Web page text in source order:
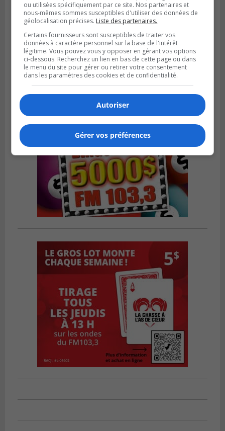
SAINT-CATHERINE
Publié le 30 juillet 2026 à 07h58
Sainte-Catherine prolonge son aide
financière au Complexe Le Partage
ou utilisées spécifiquement par ce site. Nos partenaires et
nous-mêmes sommes susceptibles d'utiliser des données de
géolocalisation précises. Liste des partenaires.
Certains fournisseurs sont susceptibles de traiter vos
données à caractère personnel sur la base de l'intérêt
légitime. Vous pouvez vous y opposer en gérant vos options
ci-dessous. Recherchez un lien en bas de cette page ou dans
le menu du site pour gérer ou retirer votre consentement
dans les paramètres des cookies et de confidentialité.
Autoriser
Gérer vos préférences